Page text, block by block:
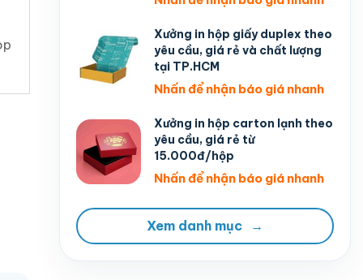
Xưởng in hộp giấy duplex theo
yêu cầu, giá rẻ và chất lượng
tại TP.HCM
Nhấn để nhận báo giá nhanh
Xưởng in hộp carton lạnh theo
yêu cầu, giá rẻ từ
15.000đ/hộp
Nhấn để nhận báo giá nhanh
Xem danh mục →